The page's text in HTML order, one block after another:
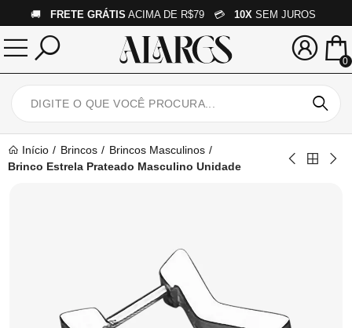
🚚 FRETE GRÁTIS ACIMA DE R$79 💳 10X SEM JUROS
0
Início Brincos
Brincos Masculinos
Brinco Estrela Prateado Masculino Unidade